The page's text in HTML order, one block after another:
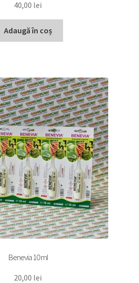
40,00 lei
Adaugă în coș
Benevia 10 ml
20,00 lei